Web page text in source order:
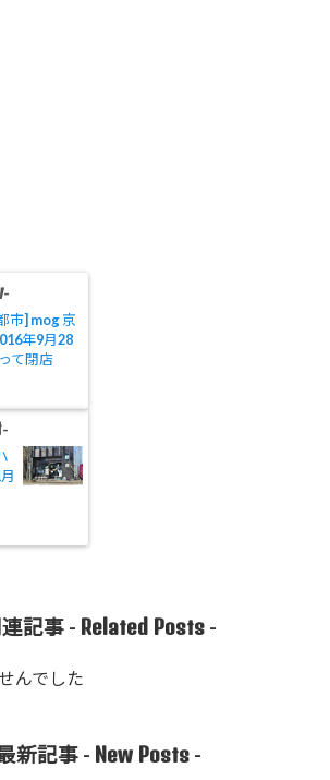
-
市] mog 京
年9月28
て閉店
-
記事 - Related Posts-
んでした
新記事 - New Posts -